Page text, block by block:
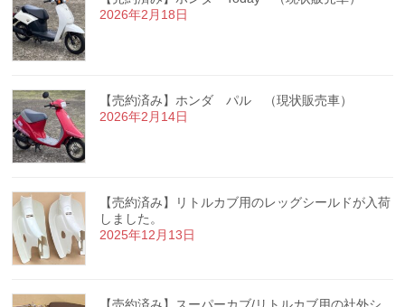
2026年2月18日
【売約済み】ホンダ パル （現状販売車）
2026年2月14日
【売約済み】リトルカブ用のレッグシールドが入荷
しました。
2025年12月13日